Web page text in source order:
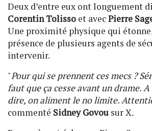
Deux d’entre eux ont longuement
Corentin Tolisso et avecPierre
Une proximité physique qui
présence de plusieurs agents de
intervenir.
"Pour qui se prennent ces mecs ?
faut que ça cesse avant un drame.
dire, on aliment le no limite.
commenté Sidney Govou sur X.